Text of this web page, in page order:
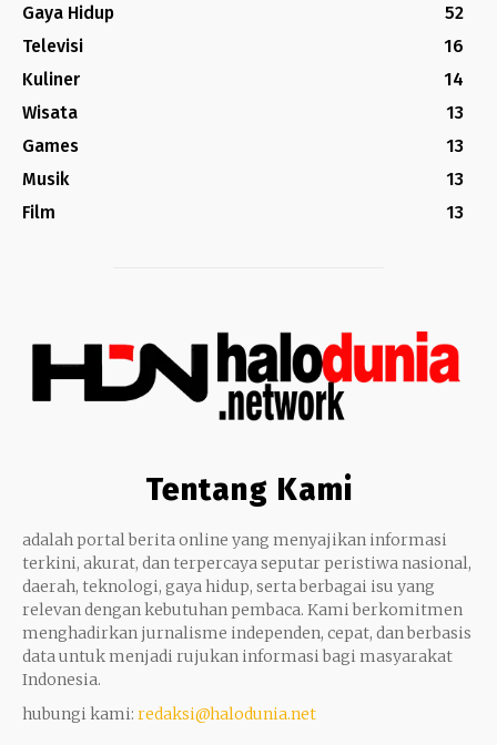
Gaya Hidup
52
Televisi
16
Kuliner
14
Wisata
13
Games
13
Musik
13
Film
13
Tentang Kami
adalah portal berita online yang menyajikan informasi
terkini, akurat, dan terpercaya seputar peristiwa nasional,
daerah, teknologi, gaya hidup, serta berbagai isu yang
relevan dengan kebutuhan pembaca. Kami berkomitmen
menghadirkan jurnalisme independen, cepat, dan berbasis
data untuk menjadi rujukan informasi bagi masyarakat
Indonesia.
hubungi kami: redaksi@halodunia.net